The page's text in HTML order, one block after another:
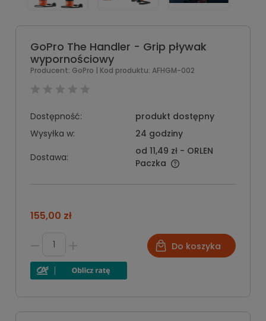
GoPro The Handler - Grip pływak
wypornościowy
Producent: GoPro | Kod produktu: AFHGM-002
Dostępność:
produkt dostępny
Wysyłka w:
24 godziny
Dostawa:
od 11,49 zł - ORLEN
Paczka
155,00 zł
Do koszyka